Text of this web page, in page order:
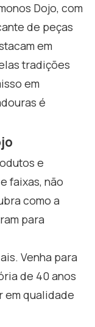
Dojo, com
de peças
em
tradições
em
é
e
faixas, não
como a
para
Venha para
de 40 anos
em qualidade